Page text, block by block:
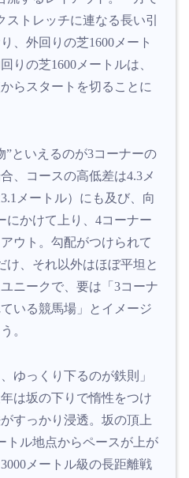
トレッチに連なる長い引
、外回りの芝1600メート
りの芝1600メートルは、
らスタートを切ることに
”といえるのが3コーナーの
、コースの高低差は4.3メ
メートル）にも及び、向
にかけて上り、4コーナー
ウト。勾配がつけられて
け、それ以外はほぼ平坦と
ニークで、要は「3コーナ
いる競馬場」とイメージ
。
ゆっくり下るのが鉄則」
は坂の下りで惰性をつけ
すっかり浸透。坂の頂上
トル地点からペースが上が
メートル級の長距離戦